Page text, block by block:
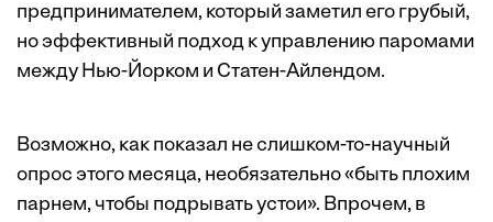
предпринимателем, который заметил его грубый,
но эффективный подход к управлению паромами
между Нью-Йорком и Статен-Айлендом.
Возможно, как показал не слишком-то-научный
опрос этого месяца, необязательно «быть плохим
парнем, чтобы подрывать устои». Впрочем, в